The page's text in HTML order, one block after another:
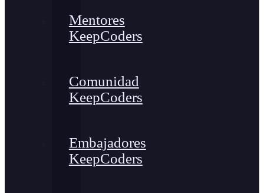
Mentores
KeepCoders
Comunidad
KeepCoders
Embajadores
KeepCoders